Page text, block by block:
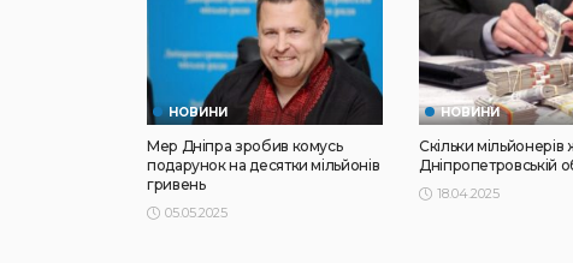
НОВИНИ
Мер Дніпра зробив комусь
подарунок на десятки мільйонів
гривень
05.05.2025
НОВИНИ
Скільки мільйонерів
Дніпропетровській
18.04.2025